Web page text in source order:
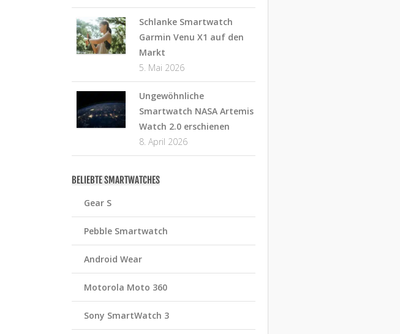
Schlanke Smartwatch
Garmin Venu X1 auf den
Markt
5. Mai 2026
Ungewöhnliche
Smartwatch NASA Artemis
Watch 2.0 erschienen
8. April 2026
BELIEBTE SMARTWATCHES
Gear S
Pebble Smartwatch
Android Wear
Motorola Moto 360
Sony SmartWatch 3